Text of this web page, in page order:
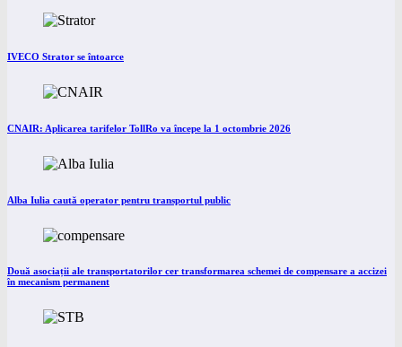
IVECO Strator se întoarce
CNAIR: Aplicarea tarifelor TollRo va începe la 1 octombrie 2026
Alba Iulia caută operator pentru transportul public
Două asociații ale transportatorilor cer transformarea schemei de compensare a accizei
în mecanism permanent